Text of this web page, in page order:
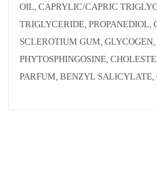
OIL, CAPRYLIC/CAPRIC
TRIGLYCERIDE,
SCLEROTIUM GUM,
PHYTOSPHINGOSINE,
PARFUM, BENZYL